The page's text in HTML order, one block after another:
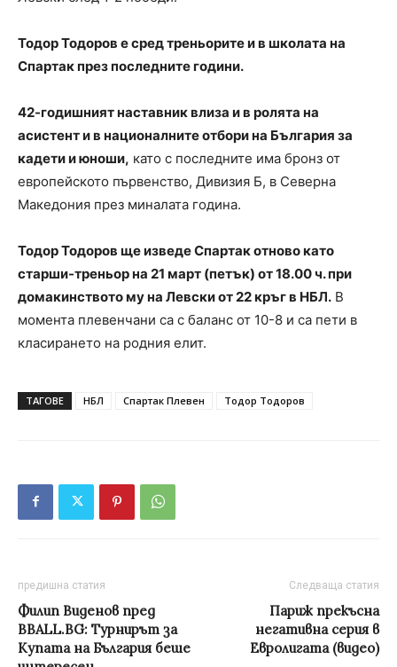
Тодор Тодоров е сред треньорите и в школата на
Спартак през последните години.
42-годишният наставник влиза и в ролята на
асистент и в националните отбори на България за
кадети и юноши, като с последните има бронз от
европейското първенство, Дивизия Б, в Северна
Македония през миналата година.
Тодор Тодоров ще изведе Спартак отново като
старши-треньор на 21 март (петък) от 18.00 ч. при
домакинството му на Левски от 22 кръг в НБЛ. В
момента плевенчани са с баланс от 10-8 и са пети в
класирането на родния елит.
ТАГОВЕ НБЛ Спартак Плевен Тодор Тодоров
предишна статия
Филип Виденов пред
BBALL.BG: Турнирът за
Купата на България беше
Следваща статия
Париж прекъсна
негативна серия в
Евролигата (видео)